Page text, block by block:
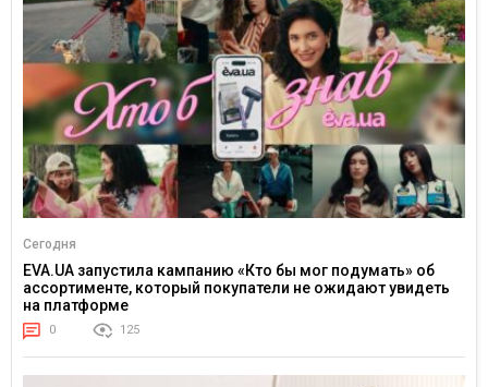
Сегодня
EVA.UA запустила кампанию «Кто бы мог подумать» об
ассортименте, который покупатели не ожидают увидеть
на платформе
0 125